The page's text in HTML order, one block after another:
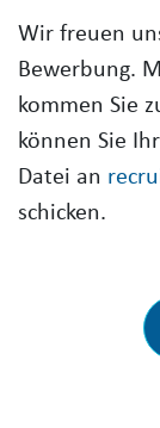
Wir freuen
Bewerbung.
kommen Sie
können Sie
Datei an
schicken.